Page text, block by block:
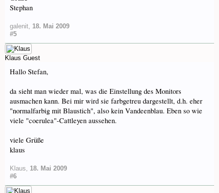
Stephan
galenit, 18. Mai 2009
#5
Klaus Guest
Hallo Stefan,
da sieht man wieder mal, was die Einstellung des Monitors
ausmachen kann. Bei mir wird sie farbgetreu dargestellt, d.h. eher
"normalfarbig mit Blaustich", also kein Vandeenblau. Eben so wie
viele "coerulea"-Cattleyen aussehen.
viele Grüße
klaus
Klaus, 18. Mai 2009
#6